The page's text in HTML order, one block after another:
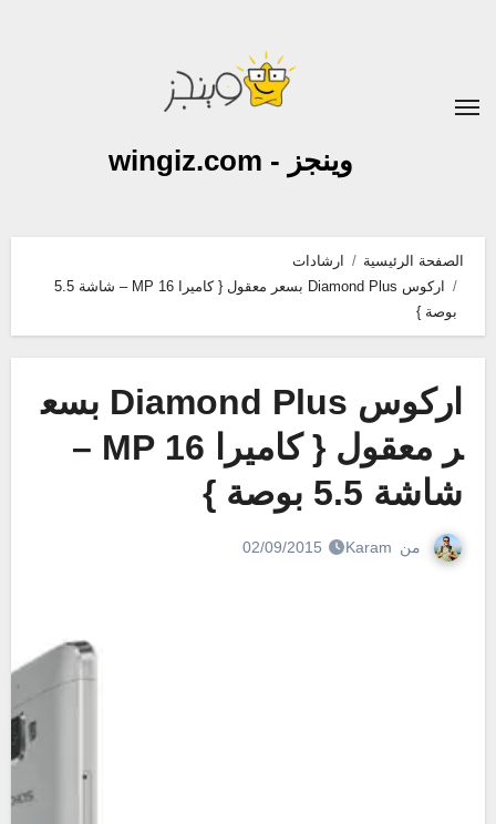
وينجز - wingiz.com
الصفحة الرئيسية
ارشادات
اركوس Diamond Plus بسعر معقول { كاميرا 16 MP – شاشة 5.5
بوصة }
اركوس Diamond Plus بسع
ر معقول { كاميرا 16 MP –
شاشة 5.5 بوصة }
من Karam
02/09/2015